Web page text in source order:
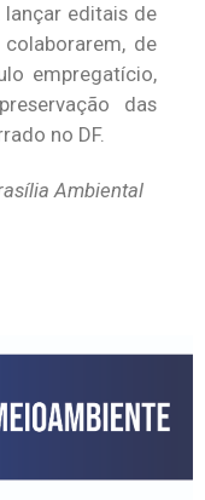
editais de
de
empregatício,
das
no DF.
Ambiental